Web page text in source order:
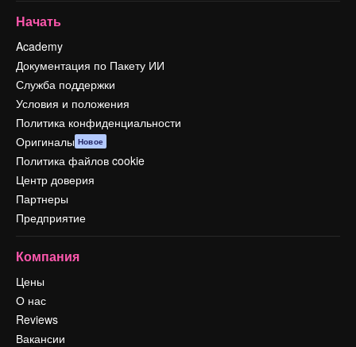
Начать
Academy
Документация по Пакету ИИ
Служба поддержки
Условия и положения
Политика конфиденциальности
Оригиналы Новое
Политика файлов cookie
Центр доверия
Партнеры
Предприятие
Компания
Цены
О нас
Reviews
Вакансии